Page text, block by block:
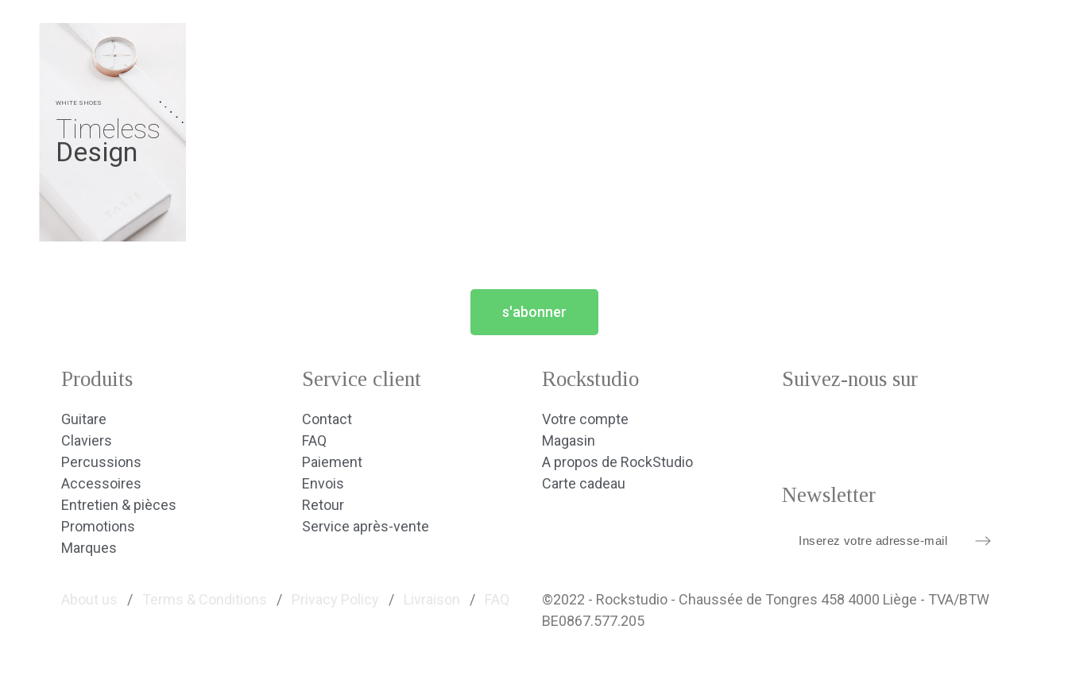
WHITE SHOES
Timeless
Design
s'abonner
Produits
Guitare
Claviers
Percussions
Accessoires
Entretien & pièces
Promotions
Marques
Service client
Contact
FAQ
Paiement
Envois
Retour
Service après-vente
Rockstudio
Votre compte
Magasin
A propos de RockStudio
Carte cadeau
Suivez-nous sur
Newsletter
About us / Terms & Conditions / Privacy Policy / Livraison / FAQ
©2022 - Rockstudio - Chaussée de Tongres 458 4000 Liège - TVA/BTW
BE0867.577.205